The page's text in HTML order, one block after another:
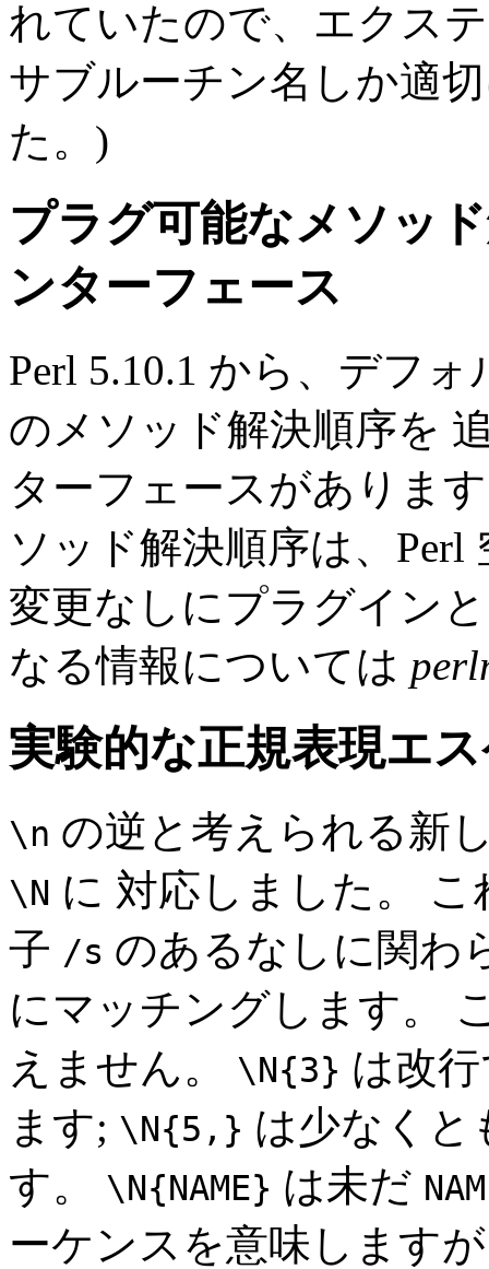
れていたので、エクス
サブルーチン名しか適
た。)
プラグ可能なメソッ
ンターフェース
Perl 5.10.1 から、デフ
のメソッド解決順序を
ターフェースがありま
ソッド解決順序は、
変更なしにプラグイン
なる情報については
実験的な正規表現エ
\n の逆と考えられる新
\N に 対応しました。
子 /s のあるなしに関わ
にマッチングします。
えません。
\N{3} は改
ます; \N{5,} は少なくと
す。
\N{NAME} は未だ
ーケンスを意味します